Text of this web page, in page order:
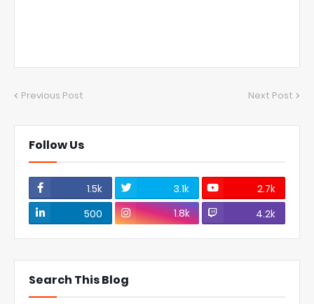
Previous Post Next Post
Follow Us
1.5k 3.1k
2.7k
500
1.8k 4.2k
Search This Blog